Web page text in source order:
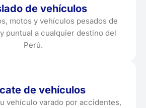
de vehículos
motos y vehículos pesados de
puntual a cualquier destino del
Perú.
de vehículos
vehículo varado por accidentes,